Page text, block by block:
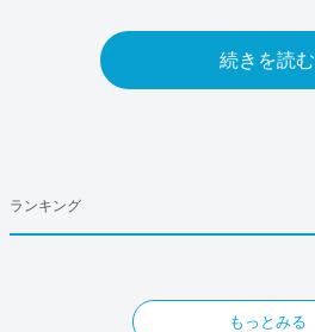
続きを読む
ランキング
もっとみる